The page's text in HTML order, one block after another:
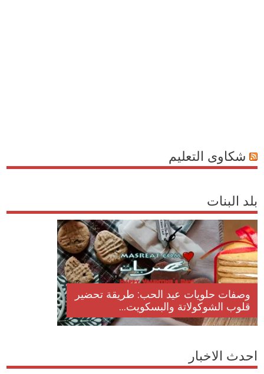
شكاوى التعليم
بلد البنات
وصفات حلويات عيد الحب: طريقة تحضير
قلوب الشوكولاتة والبسكويت...
احدث الاخبار